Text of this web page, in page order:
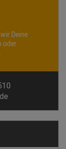
Deine
oder